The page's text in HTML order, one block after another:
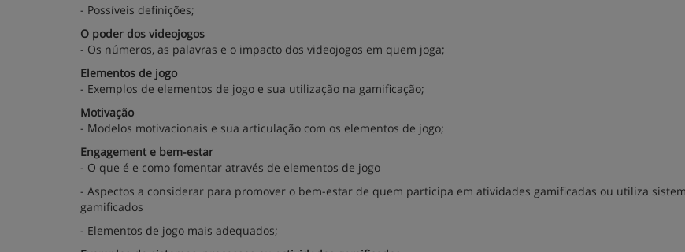
- Possíveis definições;
O poder dos videojogos
- Os números, as palavras e o impacto dos videojogos em quem joga;
Elementos de jogo
- Exemplos de elementos de jogo e sua utilização na gamificação;
Motivação
- Modelos motivacionais e sua articulação com os elementos de jogo;
Engagement e bem-estar
- O que é e como fomentar através de elementos de jogo
- Aspectos a considerar para promover o bem-estar de quem participa em atividades gamificadas ou utiliza
gamificados
- Elementos de jogo mais adequados;